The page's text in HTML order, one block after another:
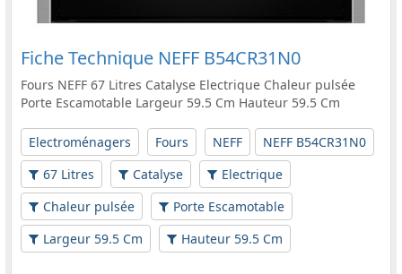
Fiche Technique NEFF B54CR31N0
Fours NEFF 67 Litres Catalyse Electrique Chaleur pulsée
Porte Escamotable Largeur 59.5 Cm Hauteur 59.5 Cm
Electroménagers Fours NEFF
NEFF B54CR31N0
67 Litres
Catalyse
Electrique
Chaleur pulsée
Porte Escamotable
Largeur 59.5 Cm
Hauteur 59.5 Cm